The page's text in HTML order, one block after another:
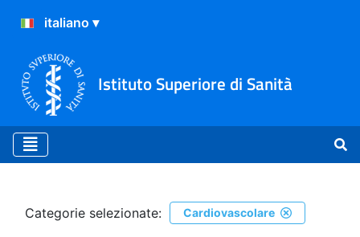
Istituto Superiore di Sanità
Ricerca
Categorie selezionate: Cardiovascolare